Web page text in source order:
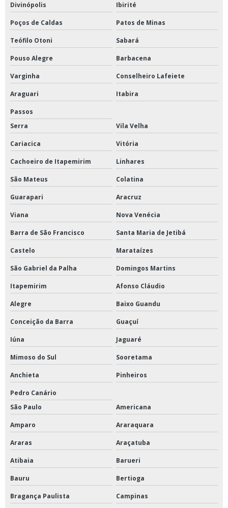
Câmara climática
Câmara climática para laboratório
Centrífuga refrigerada
Centrifuga refrigerada de bancada
Concentrador de amostras a vácuo
Concentrador de amostras nitrogênio
Concentradores de amostras
Estufa a vácuo
Estufa de esterilização
Estufa de esterilização e secagem para laboratório
Estufa de esterilização hospitalar
Estufa para secagem de amostras
Evaporador a vácuo
Evaporador para laboratório
Homogeneizador em y
Homogeneizador stomacher
Incubadora shaker refrigerada de piso
Liofilizador de laboratório
Mesa agitadora com movimento orbital
Mesa agitadora para solos
Mesa necropsia inox
Mesa para necropsia com cuba
Moinho de bolas de bancada
Divinópolis Ibirité
Poços de Caldas Patos de Minas
Teófilo Otoni Sabará
Pouso Alegre Barbacena
Varginha Conselheiro Lafeiete
Araguari Itabira
Passos
Serra
Vila Velha
Cariacica Vitória
Cachoeiro de Itapemirim Linhares
São Mateus Colatina
Guarapari Aracruz
Viana Nova Venécia
Barra de São Francisco Santa Maria de Jetibá
Castelo Marataízes
São Gabriel da Palha Domingos Martins
Itapemirim Afonso Cláudio
Alegre Baixo Guandu
Conceição da Barra Guaçuí
Iúna Jaguaré
Mimoso do Sul Sooretama
Anchieta Pinheiros
Pedro Canário
São Paulo
Americana
Amparo Araraquara
Araras Araçatuba
Atibaia Barueri
Bauru Bertioga
Bragança Paulista Campinas